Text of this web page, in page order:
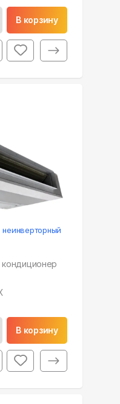
В корзину
неинверторный
В корзину